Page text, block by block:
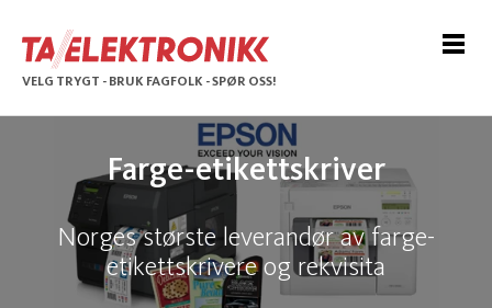
VELG TRYGT - BRUK FAGFOLK - SPØR OSS!
Farge-etikettskriver
Norges største leverandør av farge-
etikettskrivere og rekvisita